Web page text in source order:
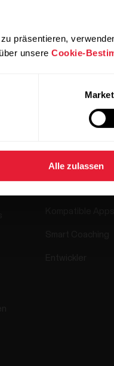
präsentieren,
unsere Cookie-
Alle zulassen
Apps &
Dienste